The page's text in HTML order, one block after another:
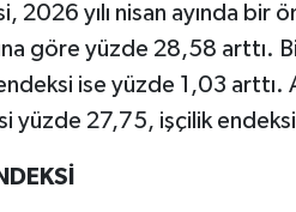
2026 yılı nisan ayında bir
göre yüzde 28,58 arttı.
ise yüzde 1,03 arttı.
yüzde 27,75, işçilik